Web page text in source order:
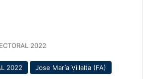
2022
2022 Jose María Villalta (FA)